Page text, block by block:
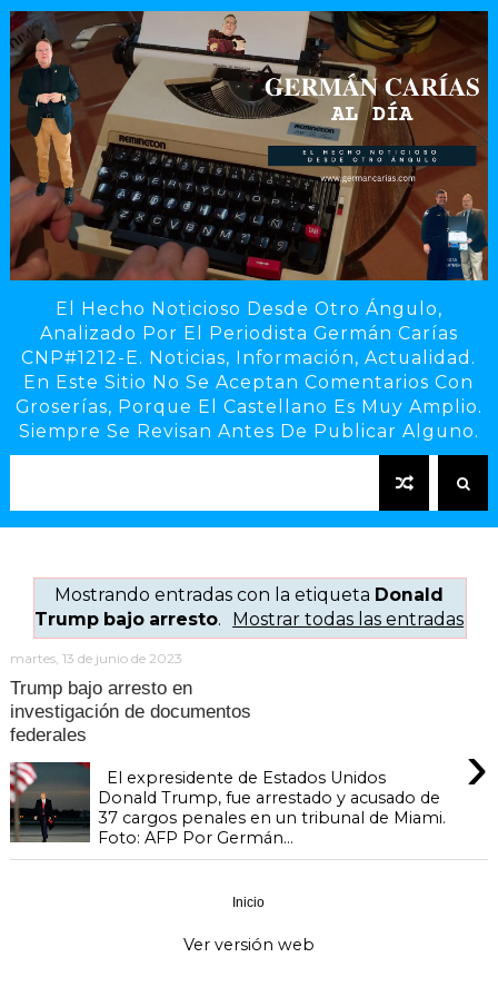
El Hecho Noticioso Desde Otro Ángulo,
Analizado Por El Periodista Germán Carías
CNP#1212-E. Noticias, Información, Actualidad.
En Este Sitio No Se Aceptan Comentarios Con
Groserías, Porque El Castellano Es Muy Amplio.
Siempre Se Revisan Antes De Publicar Alguno.
Mostrando entradas con la etiqueta Donald
Trump bajo arresto. Mostrar todas las entradas
martes, 13 de junio de 2023
Trump bajo arresto en
investigación de documentos
federales
›
El expresidente de Estados Unidos
Donald Trump, fue arrestado y acusado de
37 cargos penales en un tribunal de Miami.
Foto: AFP Por Germán...
Inicio
Ver versión web